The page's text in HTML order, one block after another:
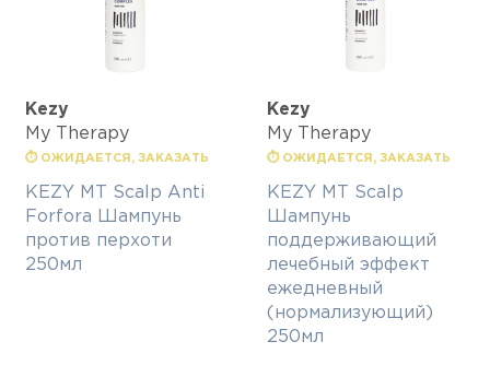
Kezy
My Therapy
⏱ ОЖИДАЕТСЯ, ЗАКАЗАТЬ
KEZY MT Scalp Anti
Forfora Шампунь
против перхоти
250мл
Kezy
My Therapy
⏱ ОЖИДАЕТСЯ, ЗАКАЗАТЬ
KEZY MT Scalp
Шампунь
поддерживающий
лечебный эффект
ежедневный
(нормализующий)
250мл